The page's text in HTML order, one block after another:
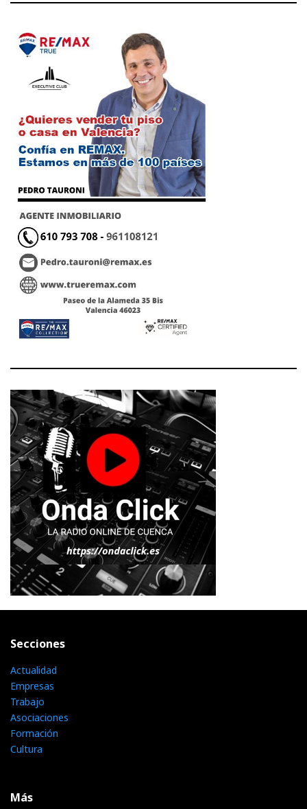
Secciones
Actualidad
Empresas
Trabajo
Asociaciones
Formación
Cultura
Más